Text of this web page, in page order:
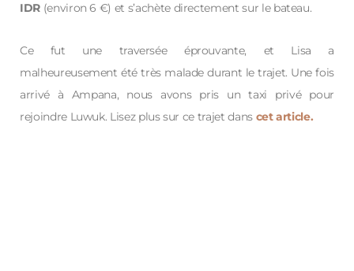
IDR(environ 6 €) et s’achète directement sur le bateau.
Ce fut une traversée éprouvante, et Lisa a
malheureusement été très malade durant le trajet. Une fois
arrivé à Ampana, nous avons pris un taxi privé pour
rejoindre Luwuk. Lisez plus sur ce trajet dans cet article.